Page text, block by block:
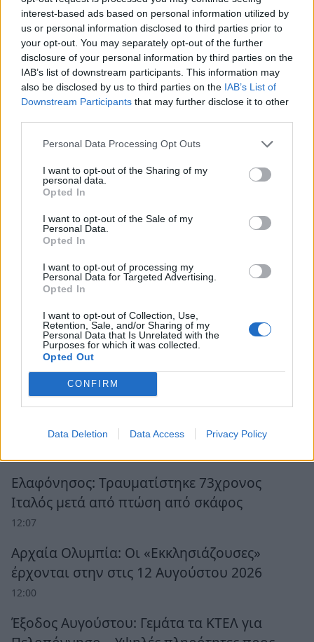
interest-based ads based on personal information utilized by
us or personal information disclosed to third parties prior to
your opt-out. You may separately opt-out of the further
disclosure of your personal information by third parties on the
IAB’s list of downstream participants. This information may
also be disclosed by us to third parties on the IAB’s List of
Downstream Participants that may further disclose it to other
Personal Data Processing Opt Outs
I want to opt-out of the Sharing of my
personal data.
Opted In
I want to opt-out of the Sale of my
Personal Data.
Opted In
I want to opt-out of processing my
Personal Data for Targeted Advertising.
Opted In
I want to opt-out of Collection, Use,
Retention, Sale, and/or Sharing of my
Personal Data that Is Unrelated with the
Purposes for which it was collected.
Opted Out
CONFIRM
Data Deletion Data Access Privacy Policy
Ροή Ειδήσεων
Η νέα σεζόν του φθινοπώρου, εκλογές
«πρέπει» και «δεν πρέπει»
Ελαφόνησος: Τραυματίστηκε 73χρονος
Ιταλός μετά από πτώση από σκάφος
12:07
Αρχαία Ολυμπία: Οι «Εκκλησιάζουσες»
έρχονται στην στις 12 Αυγούστου 2026
12:00
Έξοδος Αυγούστου: Γεμάτα τα ΚΤΕΛ για